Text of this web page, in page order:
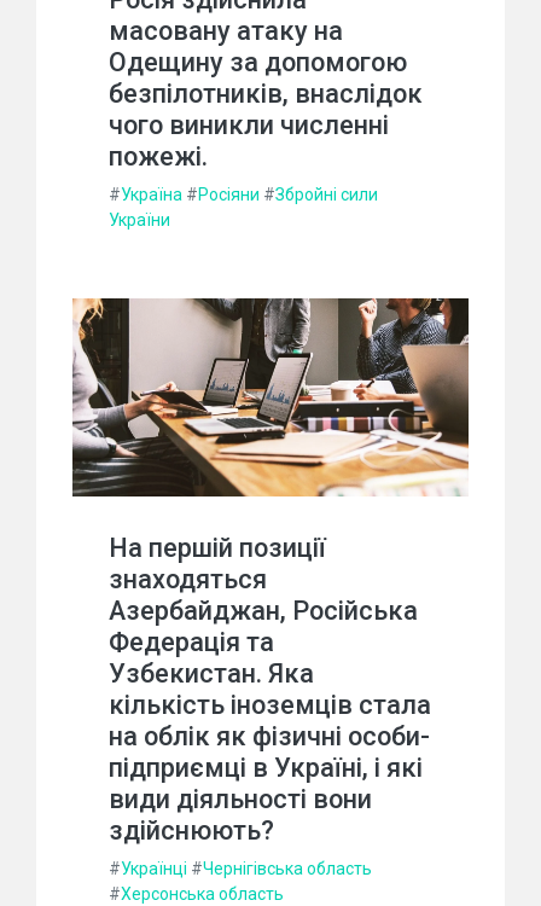
масовану атаку на
Одещину за допомогою
безпілотників, внаслідок
чого виникли численні
пожежі.
#Україна #Росіяни #Збройні сили
України
На першій позиції
знаходяться
Азербайджан, Російська
Федерація та
Узбекистан. Яка
кількість іноземців стала
на облік як фізичні особи-
підприємці в Україні, і які
види діяльності вони
здійснюють?
#Українці #Чернігівська область
#Херсонська область